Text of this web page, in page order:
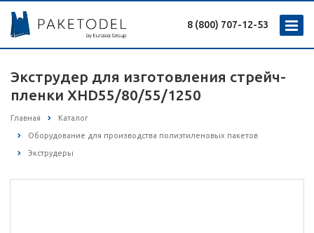
8 (800) 707-12-53
Экструдер для изготовления стрейч-
пленки XHD55/80/55/1250
Главная Каталог
Оборудование для производства полиэтиленовых пакетов
Экструдеры